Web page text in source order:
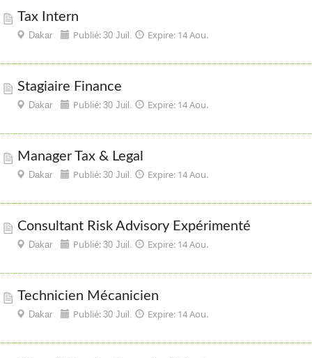
Tax Intern
Dakar Publié: 30 Juil. Expire: 14 Aou.
Stagiaire Finance
Dakar Publié: 30 Juil. Expire: 14 Aou.
Manager Tax & Legal
Dakar Publié: 30 Juil. Expire: 14 Aou.
Consultant Risk Advisory Expérimenté
Dakar Publié: 30 Juil. Expire: 14 Aou.
Technicien Mécanicien
Dakar Publié: 30 Juil. Expire: 14 Aou.